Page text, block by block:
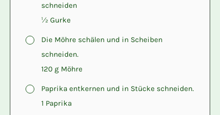
schneiden
½ Gurke
▢
Die Möhre schälen und in Scheiben
schneiden.
120 g Möhre
▢
Paprika entkernen und in Stücke schneiden.
1 Paprika